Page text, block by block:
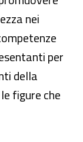
nei
per
della
figure che